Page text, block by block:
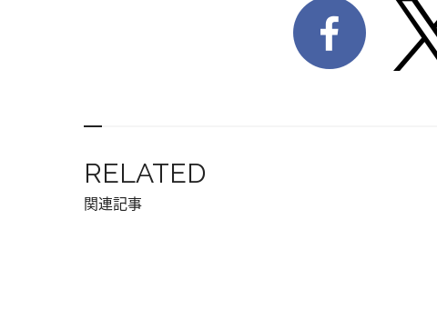
RELATED
関連記事